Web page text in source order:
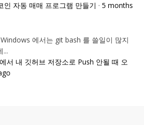
인 자동 매매 프로그램 만들기 · 5 months
에서는 git bash 를 쓸일이 많지
...
서 내 깃허브 저장소로 Push 안될 때 오